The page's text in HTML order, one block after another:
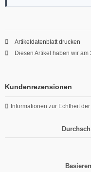
Artikeldatenblatt drucken
Diesen Artikel haben wir
Kundenrezensionen
Informationen zur Echtheit